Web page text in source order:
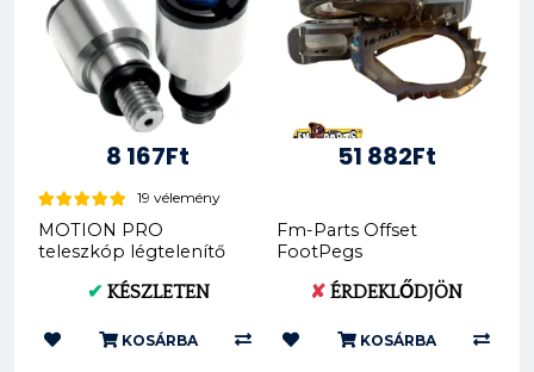
8 167Ft
19 vélemény
MOTION PRO
teleszkóp légtelenítő
SMCR) M4*0....
✔ KÉSZLETEN
KOSÁRBA
51 882Ft
Fm-Parts Offset
FootPegs
FM032KTM24
✘ ÉRDEKLŐDJÖN
KOSÁRBA